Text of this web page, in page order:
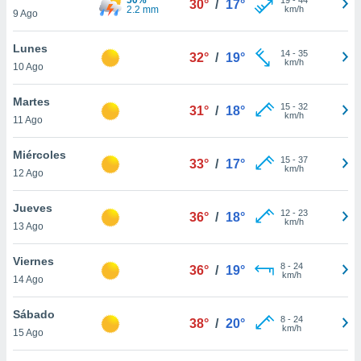
más
nuestra
y
de
disponible
cookies
aceptar
9 Ago
2.2 mm
30° / 17°
km/h
Lunes
10 Ago
32° / 19° 14- 35
km/h
Martes
11 Ago
31° / 18° 15- 32
km/h
Miércoles
12 Ago
33° / 17° 15- 37
km/h
Jueves
13 Ago
36° / 18° 12- 23
km/h
Viernes
14 Ago
36° / 19° 8- 24
km/h
Sábado
15 Ago
38° / 20° 8- 24
km/h